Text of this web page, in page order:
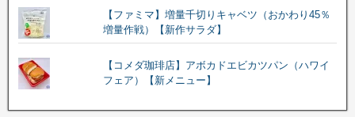
【ファミマ】増量千切りキャベツ（おかわり45％
増量作戦）【新作サラダ】
【コメダ珈琲店】アボカドエビカツパン（ハワイ
フェア）【新メニュー】